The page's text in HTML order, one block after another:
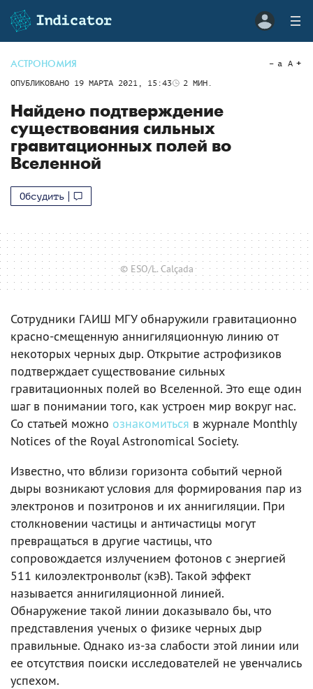
АСТРОНОМИЯ
ОПУБЛИКОВАНО 19 МАРТА 2021, 15:43 2 МИН.
a A
Найдено подтверждение
существования сильных
гравитационных полей во
Вселенной
Обсудить
© ESO/L. Calçada
Сотрудники ГАИШ МГУ обнаружили гравитационно
красно-смещенную аннигиляционную линию от
некоторых черных дыр. Открытие астрофизиков
подтверждает существование сильных
гравитационных полей во Вселенной. Это еще один
шаг в понимании того, как устроен мир вокруг нас.
Со статьей можно ознакомиться в журнале Monthly
Notices of the Royal Astronomical Society.
Известно, что вблизи горизонта событий черной
дыры возникают условия для формирования пар из
электронов и позитронов и их аннигиляции. При
столкновении частицы и античастицы могут
превращаться в другие частицы, что
сопровождается излучением фотонов с энергией
511 килоэлектронвольт (кэВ). Такой эффект
называется аннигиляционной линией.
Обнаружение такой линии доказывало бы, что
представления ученых о физике черных дыр
правильные. Однако из-за слабости этой линии или
ее отсутствия поиски исследователей не увенчались
успехом.